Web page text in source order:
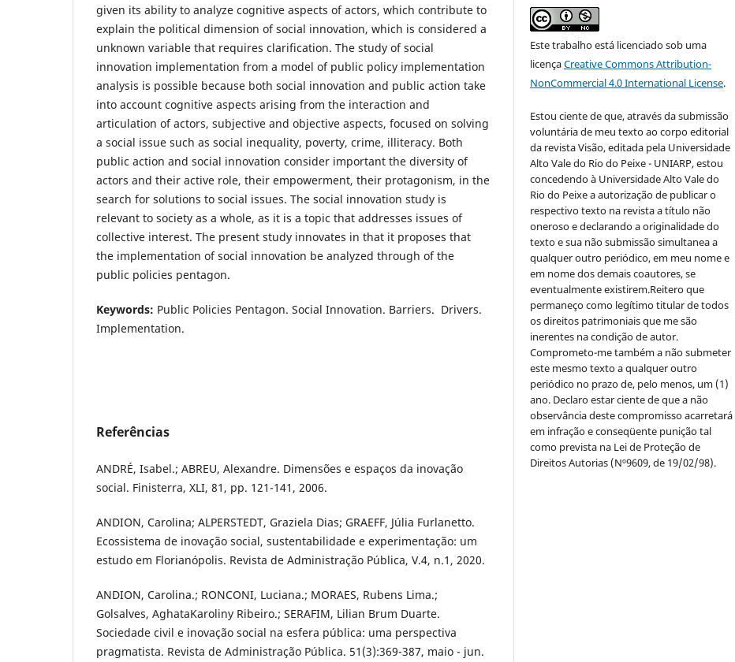
given its ability to analyze cognitive aspects of actors, which contribute to
explain the political dimension of social innovation, which is considered a
unknown variable that requires clarification. The study of social
innovation implementation from a model of public policy implementation
analysis is possible because both social innovation and public action take
into account cognitive aspects arising from the interaction and
articulation of actors, subjective and objective aspects, focused on solving
a social issue such as social inequality, poverty, crime, illiteracy. Both
public action and social innovation consider important the diversity of
actors and their active role, their empowerment, their protagonism, in the
search for solutions to social issues. The social innovation study is
relevant to society as a whole, as it is a topic that addresses issues of
collective interest. The present study innovates in that it proposes that
the implementation of social innovation be analyzed through of the
public policies pentagon.
Keywords: Public Policies Pentagon. Social Innovation. Barriers. Drivers.
Implementation.
Referências
ANDRÉ, Isabel.; ABREU, Alexandre. Dimensões e espaços da inovação
social. Finisterra, XLI, 81, pp. 121-141, 2006.
ANDION, Carolina; ALPERSTEDT, Graziela Dias; GRAEFF, Júlia Furlanetto.
Ecossistema de inovação social, sustentabilidade e experimentação: um
estudo em Florianópolis. Revista de Administração Pública, V.4, n.1, 2020.
ANDION, Carolina.; RONCONI, Luciana.; MORAES, Rubens Lima.;
Golsalves, AghataKaroliny Ribeiro.; SERAFIM, Lilian Brum Duarte.
Sociedade civil e inovação social na esfera pública: uma perspectiva
pragmatista. Revista de Administração Pública. 51(3):369-387, maio - jun.
Este trabalho está licenciado sob uma
licençaCreative Commons Attribution-
NonCommercial 4.0 International License.
Estou ciente de que, através da submissão
voluntária de meu texto ao corpo editorial
da revista Visão, editada pela Universidade
Alto Vale do Rio do Peixe - UNIARP, estou
concedendo à Universidade Alto Vale do
Rio do Peixe a autorização de publicar o
respectivo texto na revista a título não
oneroso e declarando a originalidade do
texto e sua não submissão simultanea a
qualquer outro periódico, em meu nome e
em nome dos demais coautores, se
eventualmente existirem.Reitero que
permaneço como legítimo titular de todos
os direitos patrimoniais que me são
inerentes na condição de autor.
Comprometo-me também a não submeter
este mesmo texto a qualquer outro
periódico no prazo de, pelo menos, um (1)
ano. Declaro estar ciente de que a não
observância deste compromisso acarretará
em infração e conseqüente punição tal
como prevista na Lei de Proteção de
Direitos Autorias (Nº9609, de 19/02/98).